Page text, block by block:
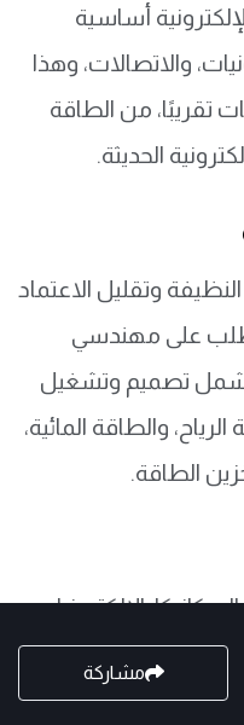
مشاركة
أساسية
والاتصالات، وهذا
تقريبًا، من الطاقة
الحديثة.
وتقليل الاعتماد
على مهندسي
يشمل تصميم وتشغيل
والطاقة المائية،
الطاقة.
الإلكترونيات،
الأنظمة
مطلوب بشدة في